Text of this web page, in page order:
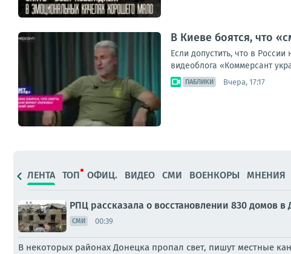
В Киеве боятся, что
Если допустить, что в
видеоблога «Коммерсант
ПАБЛИКИ Вчера, 17:17
ЛЕНТА ТОП ОФИЦ. ВИДЕО СМИ ВОЕНКОРЫ МНЕНИЯ
РПЦ рассказала о восстановлении 830 домов в
СМИ 00:39
В некоторых районах Донецка пропал свет, пишут местные